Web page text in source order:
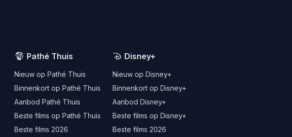
Pathé Thuis
Nieuw op Pathé Thuis
Binnenkort op Pathé Thuis
Aanbod Pathé Thuis
Beste films op Pathé Thuis
Beste films 2026
Disney+
Nieuw op Disney+
Binnenkort op Disney+
Aanbod Disney+
Beste films op Disney+
Beste films 2026